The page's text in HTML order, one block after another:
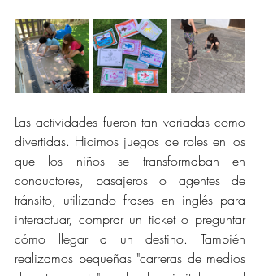
Las actividades fueron tan variadas como
divertidas. Hicimos juegos de roles en los
que los niños se transformaban en
conductores, pasajeros o agentes de
tránsito, utilizando frases en inglés para
interactuar, comprar un ticket o preguntar
cómo llegar a un destino. También
realizamos pequeñas "carreras de medios